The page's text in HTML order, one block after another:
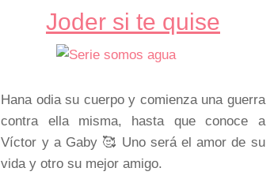
Joder si te quise
Hana odia su cuerpo y comienza una guerra
contra ella misma, hasta que conoce a
Víctor y a Gaby 🥰 Uno será el amor de su
vida y otro su mejor amigo.